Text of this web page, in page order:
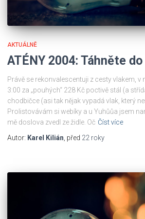
AKTUÁLNĚ
ATÉNY 2004: Táhněte
Právě se rekonvalescentuji z cesty vlakem, v
3:00 za „pouhých“ 228 Kč poctivě stál (a
chodbičce (asi tak nějak vypadá vlak, který
Prolistovávám si webíky a u Yuhůůa jsem
mě doslova zvedl ze židle. Oč Číst více
Autor: Karel Kilián , před 22 roky